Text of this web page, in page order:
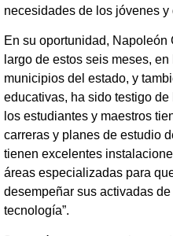
necesidades de los jóvenes y
En su oportunidad,
largo de estos seis meses,
municipios del estado, y
educativas, ha sido testigo
los estudiantes y maestros
carreras y planes de estudio
tienen excelentes
áreas especializadas para
desempeñar sus activadas
tecnología”.